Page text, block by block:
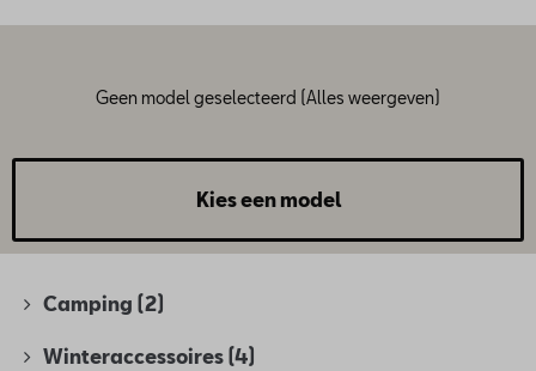
Geen model geselecteerd (Alles weergeven)
Kies een model
Camping (2)
Winteraccessoires (4)